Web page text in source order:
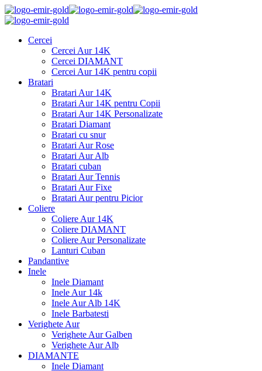
Cercei
Cercei Aur 14K
Cercei DIAMANT
Cercei Aur 14K pentru copii
Bratari
Bratari Aur 14K
Bratari Aur 14K pentru Copii
Bratari Aur 14K Personalizate
Bratari Diamant
Bratari cu snur
Bratari Aur Rose
Bratari Aur Alb
Bratari cuban
Bratari Aur Tennis
Bratari Aur Fixe
Bratari Aur pentru Picior
Coliere
Coliere Aur 14K
Coliere DIAMANT
Coliere Aur Personalizate
Lanturi Cuban
Pandantive
Inele
Inele Diamant
Inele Aur 14k
Inele Aur Alb 14K
Inele Barbatesti
Verighete Aur
Verighete Aur Galben
Verighete Aur Alb
DIAMANTE
Inele Diamant